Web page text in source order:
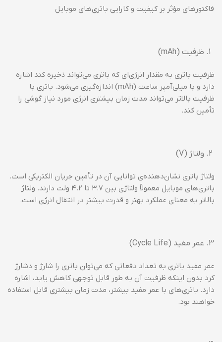
فاکتورهای مؤثر بر کیفیت و کارایی باتری‌های موبایل
ظرفیت (mAh)
ظرفیت باتری به مقدار انرژی‌ای که باتری می‌تواند ذخیره کند اشاره
دارد و با میلی‌آمپر ساعت (mAh) اندازه‌گیری می‌شود. باتری با
ظرفیت بالاتر می‌تواند مدت زمان بیشتری انرژی مورد نیاز گوشی را
تأمین کند.
ولتاژ (V)
ولتاژ باتری نشان‌دهنده‌ی توانایی آن در تأمین جریان الکتریکی است.
باتری‌های موبایل معمولاً ولتاژی بین ۳.۷ تا ۴.۲ ولت دارند. ولتاژ
بالاتر به معنای عملکرد بهتر و قدرت بیشتر در انتقال انرژی است.
عمر مفید (Cycle Life)
عمر مفید باتری به تعداد دفعاتی که می‌توان باتری را شارژ و دشارژ
کرد بدون اینکه ظرفیت آن به طور قابل توجهی کاهش یابد، اشاره
دارد. باتری‌های با عمر مفید بیشتر، مدت زمان بیشتری قابل استفاده
خواهند بود.